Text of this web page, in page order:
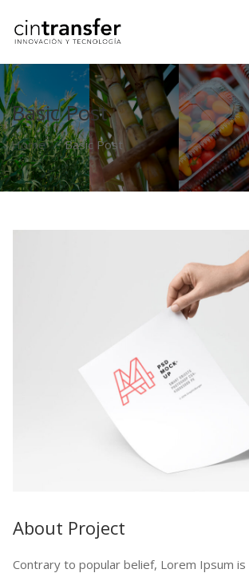
Basic Post
Home Basic Post
About Project
Contrary to popular belief, Lorem Ipsum